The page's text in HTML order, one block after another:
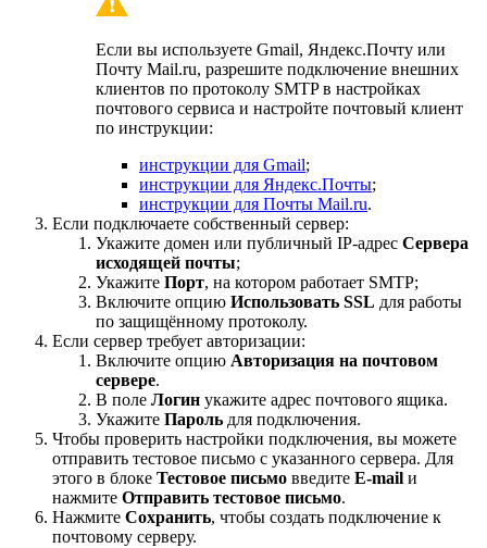
Если вы используете Gmail, Яндекс.Почту или
Почту Mail.ru, разрешите подключение внешних
клиентов по протоколу SMTP в настройках
почтового сервиса и настройте почтовый клиент
по инструкции:
инструкции для Gmail;
инструкции для Яндекс.Почты;
инструкции для Почты Mail.ru.
Если подключаете собственный сервер:
Укажите домен или публичный IP-адрес Сервера
исходящей почты;
Укажите Порт, на котором работает SMTP;
Включите опцию Использовать SSL для работы
по защищённому протоколу.
Если сервер требует авторизации:
Включите опцию Авторизация на почтовом
сервере.
В поле Логин укажите адрес почтового ящика.
Укажите Пароль для подключения.
Чтобы проверить настройки подключения, вы можете
отправить тестовое письмо с указанного сервера. Для
этого в блоке Тестовое письмо введите E-mail и
нажмите Отправить тестовое письмо.
Нажмите Сохранить, чтобы создать подключение к
почтовому серверу.